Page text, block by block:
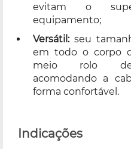
evitam o
equipamento;
Versátil:seu
em todo o corpo
meio rolo de
acomodando a
forma confortável.
Indicações